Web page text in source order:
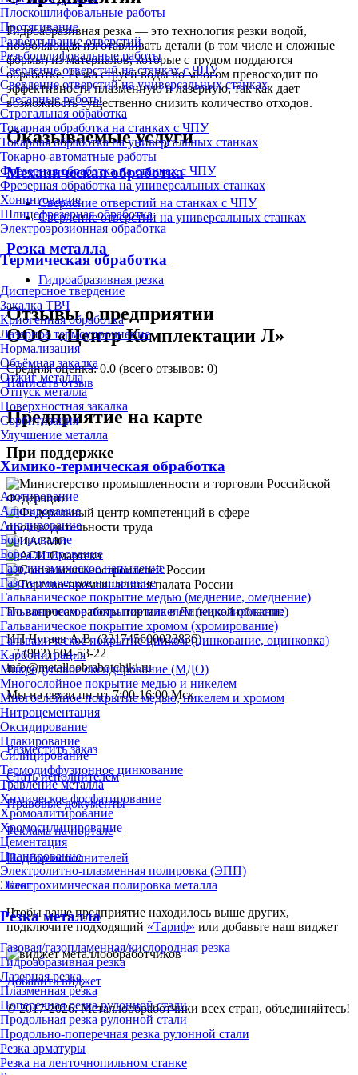
Плоскошлифовальные работы
Протягивание
Развертывание отверстий
Резьбошлифовальные работы
Сверление отверстий на станках с ЧПУ
Сверление отверстий на универсальных станках
Слесарные работы
Строгальная обработка
Токарная обработка на станках с ЧПУ
Токарная обработка на универсальных станках
Токарно-автоматные работы
Фрезерная обработка на станках с ЧПУ
Фрезерная обработка на универсальных станках
Хонингование
Шлицефрезерная обработка
Электроэрозионная обработка
Термическая обработка
Дисперсное твердение
Закалка ТВЧ
Криогенная обработка
Лазерное термоупрочнение
Нормализация
Объёмная закалка
Отжиг металла
Отпуск металла
Поверхностная закалка
Сорбитизация
Улучшение металла
Химико-термическая обработка
Азотирование
Алитирование
Анодирование
Борирование
Бороалитирование
Газодинамическое напыление
Газотермическое напыление
Гальваническое покрытие медью (меднение, омеднение)
Гальваническое покрытие никелем (никелирование)
Гальваническое покрытие хромом (хромирование)
Гальваническое покрытие цинком (цинкование, оцинковка)
Карбонитрация
Микродуговое оксидирование (МДО)
Многослойное покрытие медью и никелем
Многослойное покрытие медью, никелем и хромом
Нитроцементация
Оксидирование
Плакирование
Силицирование
Термодиффузионное цинкование
Травление металла
Химическое фосфатирование
Хромоалитирование
Хромосилицирование
Цементация
Цианирование
Электролитно-плазменная полировка (ЭПП)
Электрохимическая полировка металла
Резка металла
Газовая/газопламенная/кислородная резка
Гидроабразивная резка
Лазерная резка
Плазменная резка
Поперечная резка рулонной стали
Продольная резка рулонной стали
Продольно-поперечная резка рулонной стали
Резка арматуры
Резка на ленточнопильном станке
Гидроабразивная резка — это технология резки водой,
позволяющая изготавливать детали (в том числе и сложные
формы) из материалов, которые с трудом поддаются
обработке. Резка струей воды во многом превосходит по
эффективности плазменную и лазерную, так как дает
возможность существенно снизить количество отходов.
Оказываемые услуги
Механическая обработка
Сверление отверстий на станках с ЧПУ
Сверление отверстий на универсальных станках
Резка металла
Гидроабразивная резка
Отзывы о предприятии
ООО «Центр Комплектации Л»
Средняя оценка:0.0 (всего отзывов: 0)
Написать отзыв
Предприятие на карте
При поддержке
По вопросам работы портала в Липецкой области:
ИП Чугаев А.В. (321745600023836)
+7 (992) 504-53-22
info@metalloobrabotchiki.ru
Мы на связи пн-пт 7:00-16:00 Мск
Разместить заказ
Стать исполнителем
Правовые документы
Реклама на портале
Подбор исполнителей
Блог
Чтобы ваше предприятие находилось выше других,
подключите подходящий «Тариф» или добавьте наш виджет
Добавить виджет
© 2017-2026. Металлообработчики всех стран, объединяйтесь!